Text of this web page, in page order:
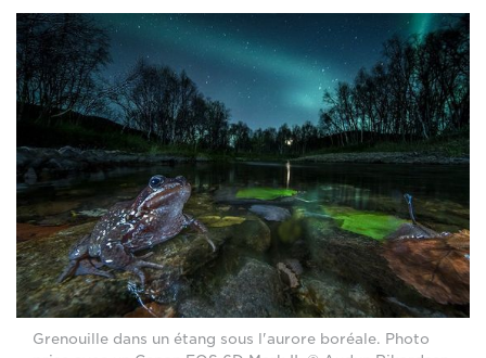
Grenouille dans un étang sous l'aurore boréale. Photo